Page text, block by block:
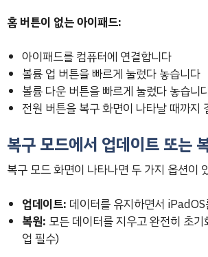
홈 버튼이 없는 아이패드:
아이패드를 컴퓨터에 연결합니다
볼륨 업 버튼을 빠르게 눌렀다 놓습니다
볼륨 다운 버튼을 빠르게 눌렀다 놓습니
전원 버튼을 복구 화면이 나타날 때까지
복구 모드에서 업데이트 또는
복구 모드 화면이 나타나면 두 가지 옵션이
업데이트: 데이터를 유지하면서
복원: 모든 데이터를 지우고 완전히 초
업 필수)